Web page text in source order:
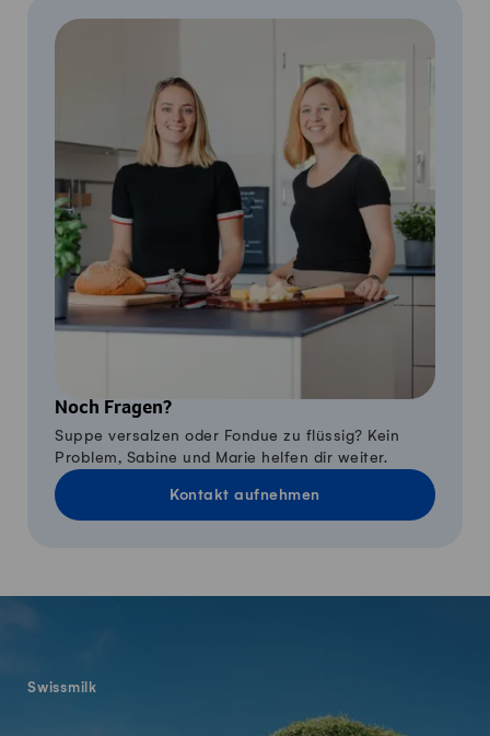
Noch Fragen?
Suppe versalzen oder Fondue zu flüssig? Kein
Problem, Sabine und Marie helfen dir weiter.
Kontakt aufnehmen
Swissmilk